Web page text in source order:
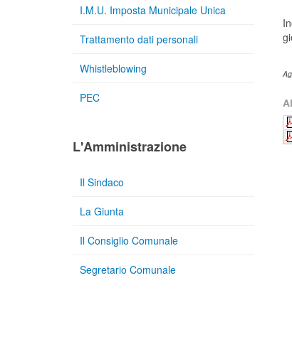
I.M.U. Imposta Municipale Unica
Trattamento dati personali
Whistleblowing
PEC
L'Amministrazione
Il Sindaco
La Giunta
Il Consiglio Comunale
Segretario Comunale